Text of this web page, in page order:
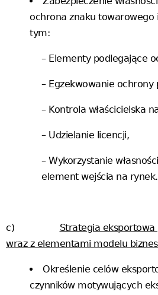
ochrona znaku
tym:
– Elementy podlegające
– Egzekwowanie ochrony
– Kontrola właścicielska
– Udzielanie licencji,
– Wykorzystanie
element wejścia na rynek.
c) Strategia eksportowa
wraz z elementami modelu
Określenie celów
czynników motywujących